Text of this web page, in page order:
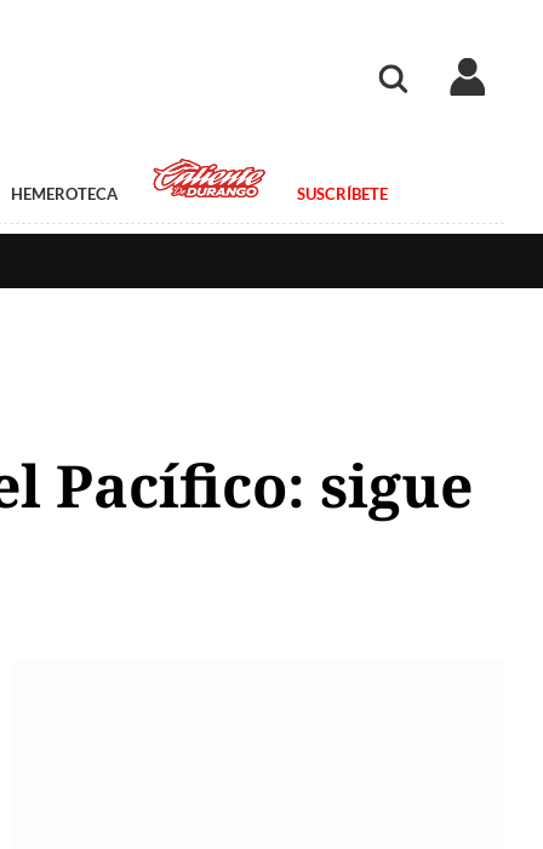
HEMEROTECA SUSCRÍBETE
Pacífico: sigue